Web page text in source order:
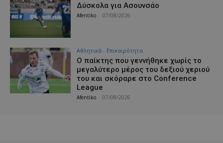
Δύσκολα για Ασουνσάο
Afentiko 07/08/2026
Αθλητικά - Επικαιρότητα
Ο παίκτης που γεννήθηκε χωρίς το
μεγαλύτερο μέρος του δεξιού χεριού
του και σκόραρε στο Conference
League
Afentiko 07/08/2026